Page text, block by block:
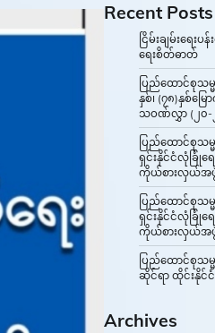
Recent Posts
ငြိမ်းချမ်းရ
ရေးစိတ်ဓာတ်
ပြည်ထောင်စုသ
နှစ်၊ (၇၈)နှစ်မြ
သဝဏ်လွှာ (၂၀-
ပြည်ထောင်စုသမ္
ရှင်းနိုင်ငံလုံခြုံရ
ကိုယ်စားလှယ်အ
ပြည်ထောင်စုသမ္
ရှင်းနိုင်ငံလုံခြုံရ
ကိုယ်စားလှယ်အ
ပြည်ထောင်စုသမ္
ဆိုင်ရာ ထိုင်းနို
Archives